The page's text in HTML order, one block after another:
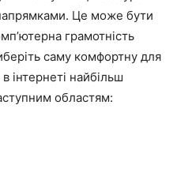
Це може бути
грамотність
саму комфортну для
інтернеті найбільш
областям: